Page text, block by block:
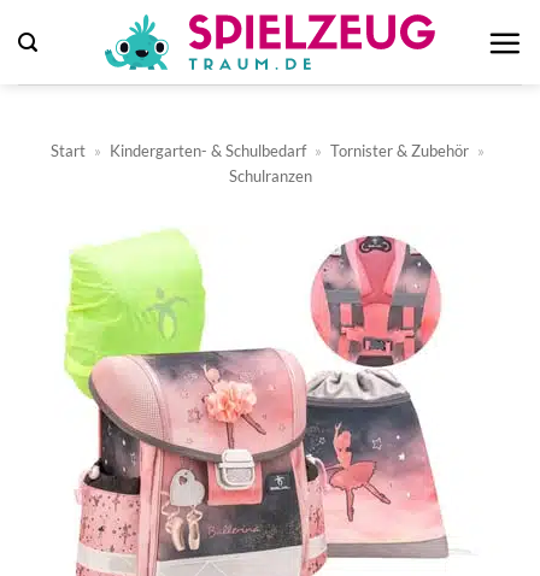
Inhalt
springen
Start » Kindergarten- & Schulbedarf » Tornister & Zubehör »
Schulranzen